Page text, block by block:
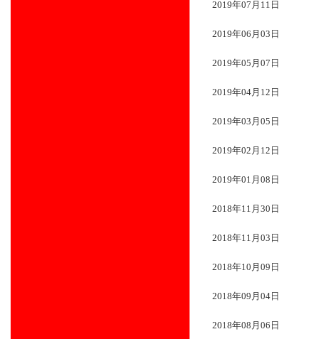
2019年07月11日
2019年06月03日
2019年05月07日
2019年04月12日
2019年03月05日
2019年02月12日
2019年01月08日
2018年11月30日
2018年11月03日
2018年10月09日
2018年09月04日
2018年08月06日